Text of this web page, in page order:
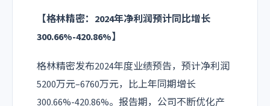
【格林精密：2024年净利润预计同比增长
300.66%-420.86%】
格林精密发布2024年度业绩预告，预计净利润
5200万元–6760万元，比上年同期增长
300.66%-420.86%。报告期，公司不断优化产